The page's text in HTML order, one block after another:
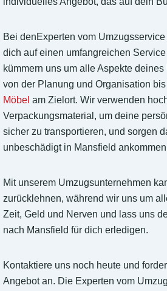
Bei denExperten vom
dich auf einen umfangreichen
kümmern uns um alle Aspekte
von der Planung und Organisation
Möbel am Zielort. Wir verwenden
Verpackungsmaterial, um deine
sicher zu transportieren, und sorgen
unbeschädigt in Mansfield
Mit unserem Umzugsunternehmen
zurücklehnen, während wir uns um
Zeit, Geld und Nerven und lass uns
nach Mansfield für dich erledigen.
Kontaktiere uns noch heute und
Angebot an. Die Experten vom